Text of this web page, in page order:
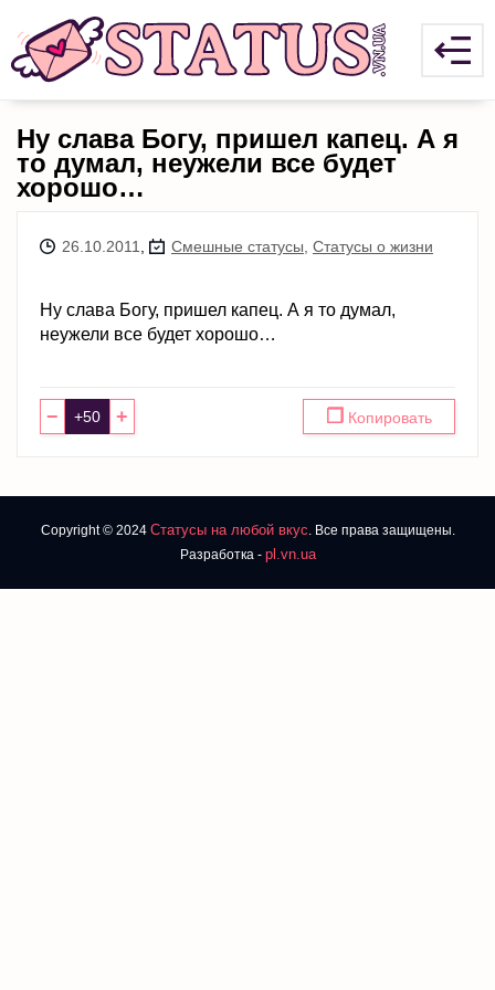
Ну слава Богу, пришел капец. А я
то думал, неужели все будет
хорошо…
26.10.2011 Смешные статусы Статусы о жизни
Ну слава Богу, пришел капец. А я то думал,
неужели все будет хорошо…
− + ❐ Копировать
Copyright © 2024 Статусы на любой вкус. Все права защищены.
Разработка - pl.vn.ua